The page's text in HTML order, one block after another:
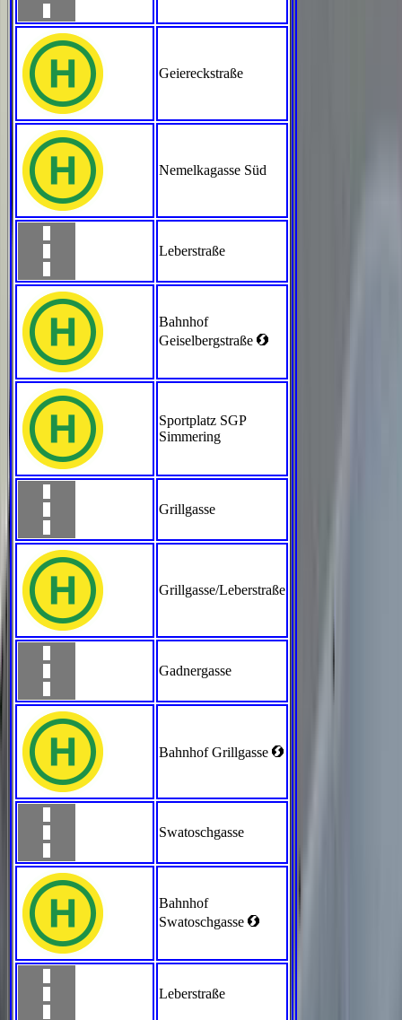
Geiereckstraße
Nemelkagasse Süd
Leberstraße
Bahnhof
Geiselbergstraße <
Sportplatz SGP
Simmering
Grillgasse
Grillgasse/Leberstraße
Gadnergasse
Bahnhof Grillgasse <
Swatoschgasse
Bahnhof
Swatoschgasse <
Leberstraße